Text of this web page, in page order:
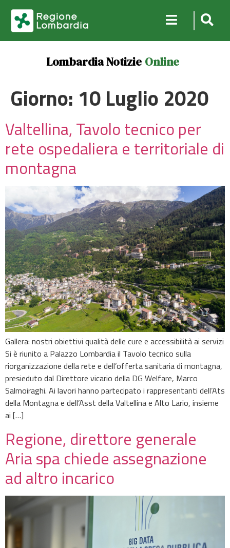
Lombardia Notizie Online
Giorno: 10 Luglio 2020
Valtellina, Tavolo tecnico per
rete ospedaliera e territoriale di
montagna
Gallera: nostri obiettivi qualità delle cure e accessibilità ai servizi
Si è riunito a Palazzo Lombardia il Tavolo tecnico sulla
riorganizzazione della rete e dell’offerta sanitaria di montagna,
presieduto dal Direttore vicario della DG Welfare, Marco
Salmoiraghi. Ai lavori hanno partecipato i rappresentanti dell’Ats
della Montagna e dell’Asst della Valtellina e Alto Lario, insieme
ai […]
Regione, direttore generale
Aria spa chiede assegnazione
ad altro incarico